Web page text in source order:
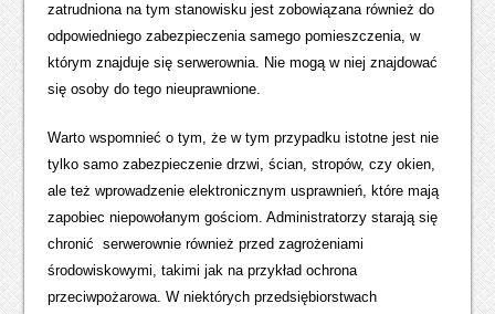
zatrudniona na tym stanowisku jest zobowiązana również do
odpowiedniego zabezpieczenia samego pomieszczenia, w
którym znajduje się serwerownia. Nie mogą w niej znajdować
się osoby do tego nieuprawnione.
Warto wspomnieć o tym, że w tym przypadku istotne jest nie
tylko samo zabezpieczenie drzwi, ścian, stropów, czy okien,
ale też wprowadzenie elektronicznym usprawnień, które mają
zapobiec niepowołanym gościom. Administratorzy starają się
chronić serwerownie również przed zagrożeniami
środowiskowymi, takimi jak na przykład ochrona
przeciwpożarowa. W niektórych przedsiębiorstwach